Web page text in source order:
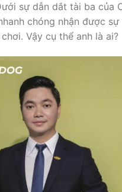
sự dẫn dắt tài ba của
chóng nhận được sự
Vậy cụ thể anh là ai?